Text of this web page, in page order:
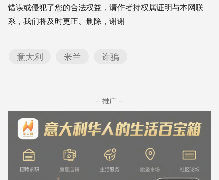
错误或侵犯了您的合法权益，请作者持权属证明与本网联
系，我们将及时更正、删除，谢谢
意大利 米兰 诈骗
– 推广 –